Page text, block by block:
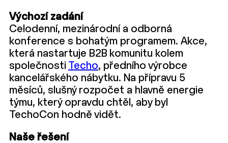
Výchozí zadání
Celodenní, mezinárodní a odborná
konference s bohatým programem. Akce,
která nastartuje B2B komunitu kolem
společnosti
Techo, předního výrobce
kancelářského nábytku. Na přípravu 5
měsíců, slušný rozpočet a hlavně energie
týmu, který opravdu chtěl, aby byl
TechoCon hodně vidět.
Naše řešení